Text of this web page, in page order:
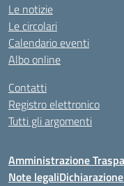
Le notizie
Le circolari
Calendario eventi
Albo online
Contatti
Registro elettronico
Tutti gli argomenti
Amministrazione
Note legali